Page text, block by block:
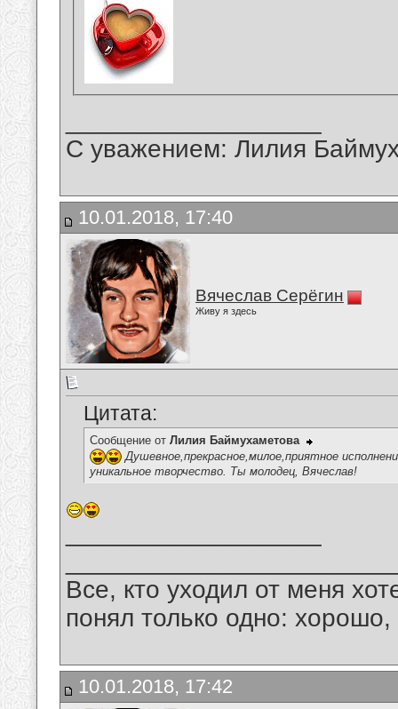
С уважением: Лилия
10.01.2018, 17:40
Вячеслав Серёгин
Живу я здесь
Цитата:
Сообщение от Лилия Баймухаметова
Душевное,прекрасное,милое,приятное
уникальное творчество. Ты молодец, Вячеслав!
Все, кто уходил от меня
понял только одно:
10.01.2018, 17:42